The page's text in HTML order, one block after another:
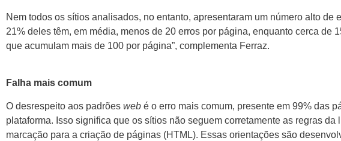
Nem todos os sítios analisados, no entanto, apresentaram um número alto de
21% deles têm, em média, menos de 20 erros por página, enquanto cerca de
que acumulam mais de 100 por página”, complementa Ferraz.
Falha mais comum
O desrespeito aos padrões web é o erro mais comum, presente em 99% das
plataforma. Isso significa que os sítios não seguem corretamente as regras da
marcação para a criação de páginas (HTML). Essas orientações são